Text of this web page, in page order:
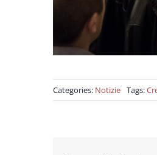
Categories: Notizie Tags: